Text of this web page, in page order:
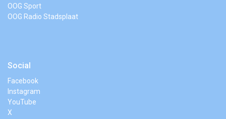
OOG Sport
OOG Radio Stadsplaat
Social
Facebook
Instagram
YouTube
X